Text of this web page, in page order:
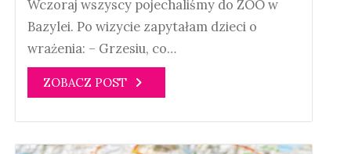
Wczoraj wszyscy pojechaliśmy do ZOO w
Bazylei. Po wizycie zapytałam dzieci o
wrażenia: – Grzesiu, co…
ZOBACZ POST